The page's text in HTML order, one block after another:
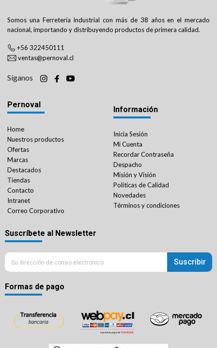
Somos una Ferretería Industrial con más de 38 años en el mercado
nacional, importando y distribuyendo productos de primera calidad.
+56 322450111
ventas@pernoval.cl
Síganos
Pernoval
Home
Nuestros productos
Ofertas
Marcas
Destacados
Tiendas
Contacto
Intranet
Correo Corporativo
Información
Inicia Sesión
Mi Cuenta
Recordar Contraseña
Despacho
Misión y Visión
Políticas de Calidad
Novedades
Términos y condiciones
Suscríbete al Newsletter
Suscribir
Formas de pago